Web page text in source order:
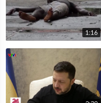
1:16